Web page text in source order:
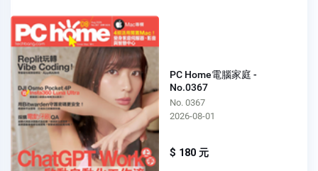
PC Home電腦家庭 -
No.0367
No. 0367
2026-08-01
$ 180 元